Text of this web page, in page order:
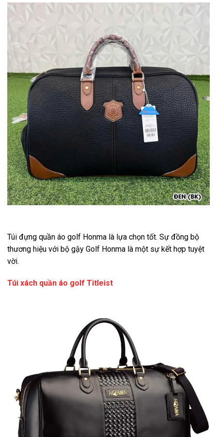
Túi đựng quần áo golf Honma là lựa chọn tốt. Sự đồng bộ
thương hiệu với bộ gậy Golf Honma là một sự kết hợp tuyệt
vời.
Túi xách quần áo golf Titleist